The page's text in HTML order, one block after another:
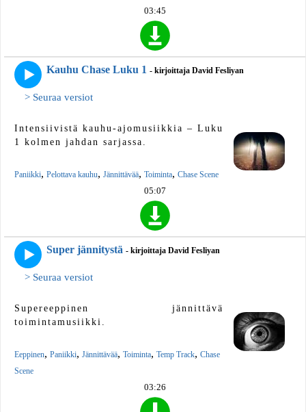
03:45
Kauhu Chase Luku 1 - kirjoittaja David Fesliyan
> Seuraa versiot
Intensiivistä kauhu-ajomusiikkia – Luku
1 kolmen jahdan sarjassa.
Paniikki, Pelottava kauhu, Jännittävää, Toiminta, Chase Scene
05:07
Super jännitystä - kirjoittaja David Fesliyan
> Seuraa versiot
Supereeppinen jännittävä
toimintamusiikki.
Eeppinen, Paniikki, Jännittävää, Toiminta, Temp Track, Chase
Scene
03:26